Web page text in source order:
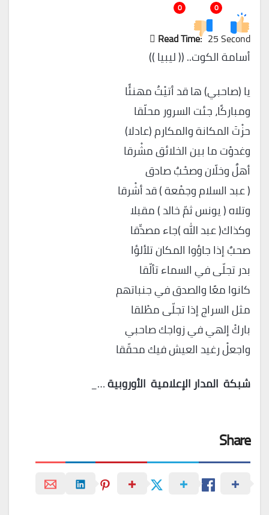
0
0
Read Time: 25 Second
أسامة الكوت.. (( ليبيا ))
يا (صاحبي) ها قد أتيْتُ مهنئًا
ومباركًا، جئت السرور محلّقا
حزْتَ المكانة والمكارم (عادلا)
وغدوْت ما بين الخلائق مشْرقا
أهلٌ وخلّان وصحْبٌ صادق
( عبد السلام وجمْعة ) قد أشْرقا
وتلاه ( يونس ثمّ خالد ) مقبلا
وكذاك( عبد الله )جاء مصدِّقا
صحبٌ إذا جاؤوا المكان تلألؤا
بدر تجلّى في السماء تألّقا
كانوا معًا والصدق في جنباتهم
مثل السراج إذا تجلّى مطْلقا
باركْ إلهي في زواجك صاحبي
واجعلْ رغيد العيش فيك محقّقا
شبكة المدارالإعلامية الأوروبية…_
Share